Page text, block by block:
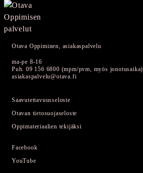
Otava Oppiminen, asiakaspalvelu
ma-pe 8-16
Puh. 09 156 6800 (mpm/pvm, myös jonotusaika)
asiakaspalvelu@otava.fi
Saavutettavuusseloste
Otavan tietosuojaseloste
Oppimateriaalien tekijäksi
Facebook
YouTube